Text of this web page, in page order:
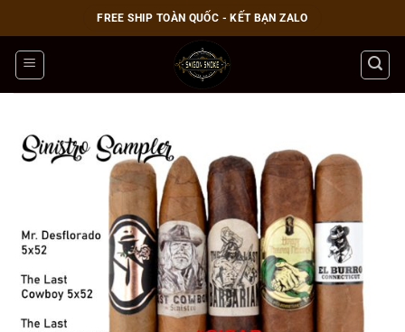
qua
nội
dung
FREE SHIP TOÀN QUỐC - KẾT BẠN ZALO